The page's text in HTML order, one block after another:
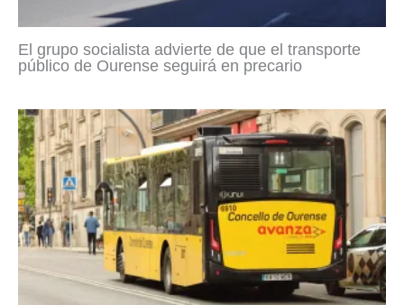
El grupo socialista advierte de que el transporte
público de Ourense seguirá en precario